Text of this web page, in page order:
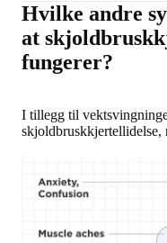
Hvilke andre
at
fungerer?
I tillegg til
skjoldbruskkjertellidelse,